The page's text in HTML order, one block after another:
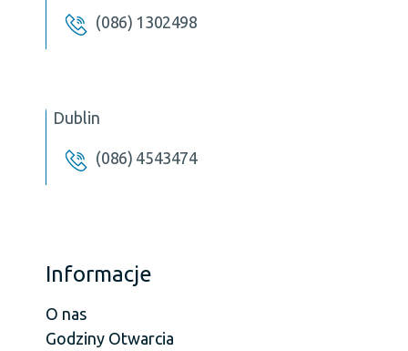
(086) 1302498
Dublin
(086) 4543474
Informacje
O nas
Godziny Otwarcia